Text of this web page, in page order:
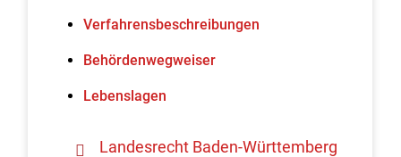
Verfahrens­beschreibungen
Behördenwegweiser
Lebenslagen
Landesrecht Baden-Württemberg